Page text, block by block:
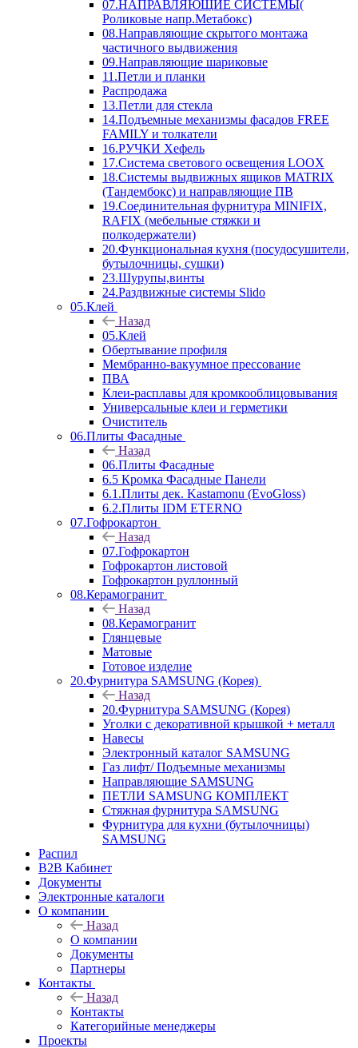
07.НАПРАВЛЯЮЩИЕ СИСТЕМЫ(
Роликовые напр.Метабокс)
08.Направляющие скрытого монтажа
частичного выдвижения
09.Направляющие шариковые
11.Петли и планки
Распродажа
13.Петли для стекла
14.Подъемные механизмы фасадов FREE
FAMILY и толкатели
16.РУЧКИ Хефель
17.Система светового освещения LOOX
18.Системы выдвижных ящиков MATRIX
(Тандембокс) и направляющие ПВ
19.Соединительная фурнитура MINIFIX,
RAFIX (мебельные стяжки и
полкодержатели)
20.Функциональная кухня (посудосушители,
бутылочницы, сушки)
23.Шурупы,винты
24.Раздвижные системы Slido
05.Клей
Назад
05.Клей
Обертывание профиля
Мембранно-вакуумное прессование
ПВА
Клеи-расплавы для кромкооблицовывания
Универсальные клеи и герметики
Очиститель
06.Плиты Фасадные
Назад
06.Плиты Фасадные
6.5 Кромка Фасадные Панели
6.1.Плиты дек. Kastamonu (EvoGloss)
6.2.Плиты IDM ETERNO
07.Гофрокартон
Назад
07.Гофрокартон
Гофрокартон листовой
Гофрокартон руллонный
08.Керамогранит
Назад
08.Керамогранит
Глянцевые
Матовые
Готовое изделие
20.Фурнитура SAMSUNG (Корея)
Назад
20.Фурнитура SAMSUNG (Корея)
Уголки с декоративной крышкой + металл
Навесы
Электронный каталог SAMSUNG
Газ лифт/ Подъемные механизмы
Направляющие SAMSUNG
ПЕТЛИ SAMSUNG КОМПЛЕКТ
Стяжная фурнитура SAMSUNG
Фурнитура для кухни (бутылочницы)
SAMSUNG
Распил
B2B Кабинет
Документы
Электронные каталоги
О компании
Назад
О компании
Документы
Партнеры
Контакты
Назад
Контакты
Категорийные менеджеры
Проекты